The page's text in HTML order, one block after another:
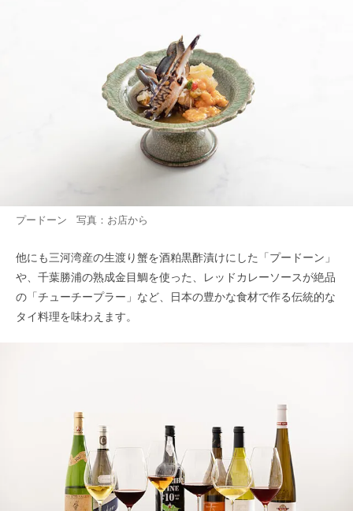
プードーン 写真：お店から
他にも三河湾産の生渡り蟹を酒粕黒酢漬けにした「プードーン」
や、千葉勝浦の熟成金目鯛を使った、レッドカレーソースが絶品
の「チューチープラー」など、日本の豊かな食材で作る伝統的な
タイ料理を味わえます。